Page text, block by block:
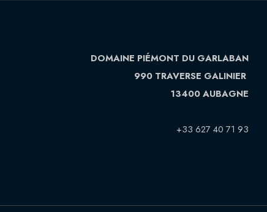
DOMAINE PIÉMONT DU GARLABAN
990 TRAVERSE GALINIER
13400 AUBAGNE
+33 627 40 71 93